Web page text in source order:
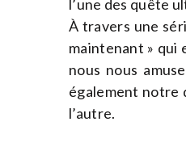
l’une des quête
À travers une
maintenant » qui
nous nous
également notre
l’autre.